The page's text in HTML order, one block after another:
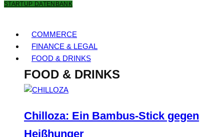
STARTUP DATENBANK
COMMERCE
FINANCE & LEGAL
FOOD & DRINKS
FOOD & DRINKS
Chilloza: Ein Bambus-Stick gegen
Heißhunger